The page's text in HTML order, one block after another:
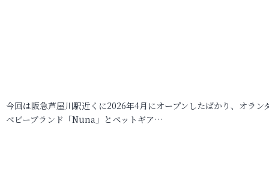
今回は阪急芦屋川駅近くに2026年4月にオープンしたばかり、オラン
ベビーブランド「Nuna」とペットギア…